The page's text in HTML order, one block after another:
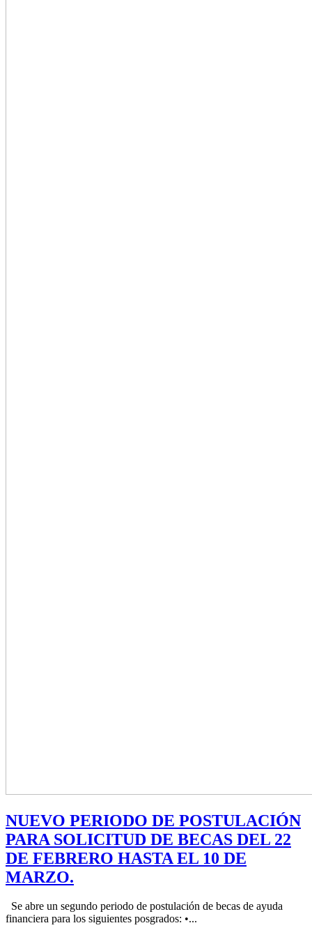
NUEVO PERIODO DE POSTULACIÓN
PARA SOLICITUD DE BECAS DEL 22
DE FEBRERO HASTA EL 10 DE
MARZO.
Se abre un segundo periodo de postulación de becas de ayuda
financiera para los siguientes posgrados: •...